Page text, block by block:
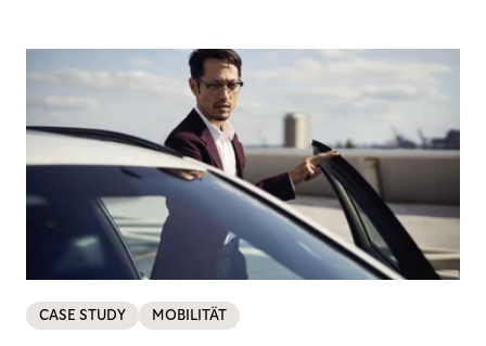
CASE STUDY MOBILITÄT